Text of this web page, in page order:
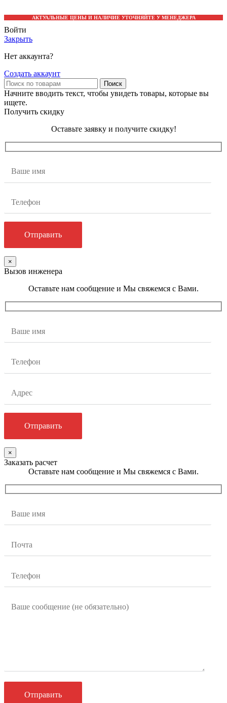
АКТУАЛЬНЫЕ ЦЕНЫ И НАЛИЧИЕ УТОЧНЯЙТЕ У МЕНЕДЖЕРА
Войти
Закрыть
Нет аккаунта?
Создать аккаунт
Поиск
Начните вводить текст, чтобы увидеть товары, которые вы
ищете.
Получить скидку
Оставьте заявку и получите скидку!
×
Вызов инженера
Оставьте нам сообщение и Мы свяжемся с Вами.
×
Заказать расчет
Оставьте нам сообщение и Мы свяжемся с Вами.